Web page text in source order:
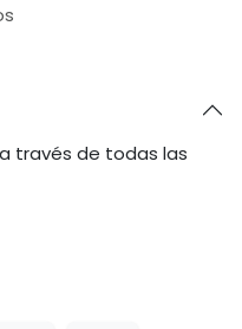
través de todas las